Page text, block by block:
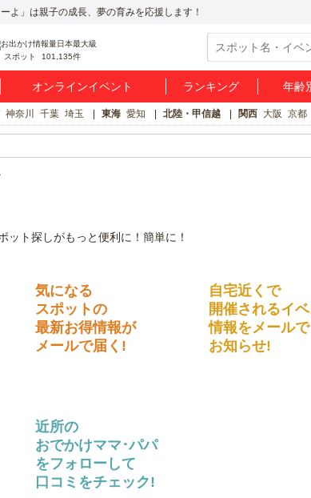
よ」は親子の成長、夢の育みを応援します！
スポット 101,135件
オンラインイベント ランキング 年齢
神奈川 千葉 埼玉 東海 愛知 北陸・甲信越 関西 大阪 京都
気になる
スポットの
最新お得情報が
メールで届く!
自宅近くで
開催されるイ
情報をメールで
お知らせ!
近所の
おでかけママ･パパ
をフォローして
口コミをチェック!